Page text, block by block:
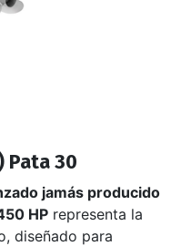
Pata 30
jamás producido
HP representa la
diseñado para